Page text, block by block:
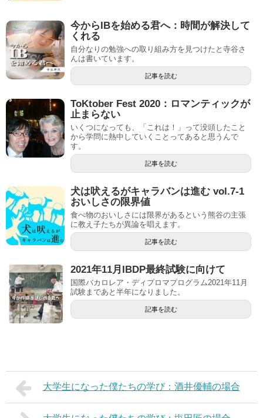
今からIBを始める君へ：時間が解決して
くれる
自分なりの勉強への取り組み方を見つけたと寺谷さ
んは書いています。
記事を読む
ToKtober Fest 2020：ロマンティックが
止まらない
いくつになっても、「これは！」って没頭したこと
から学問に熱中していくことってあると思うんで
す。
記事を読む
犬は吠えるがキャラバンは進む vol.7-1
おいしさの限界値
食べ物のおいしさには限界があるという熊谷の主張
に教え子たちが異論を唱えます。
記事を読む
2021年11月IBDP最終試験に向けて
国際バカロレア・ディプロマプログラム2021年11月
試験まであと半年になりました。
記事を読む
大学生になった僕たちの学び：酒井優輔の場合